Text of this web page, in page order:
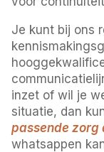
Je kunt bij ons
inzet of wil je
situatie, dan
passende zorg
whatsappen